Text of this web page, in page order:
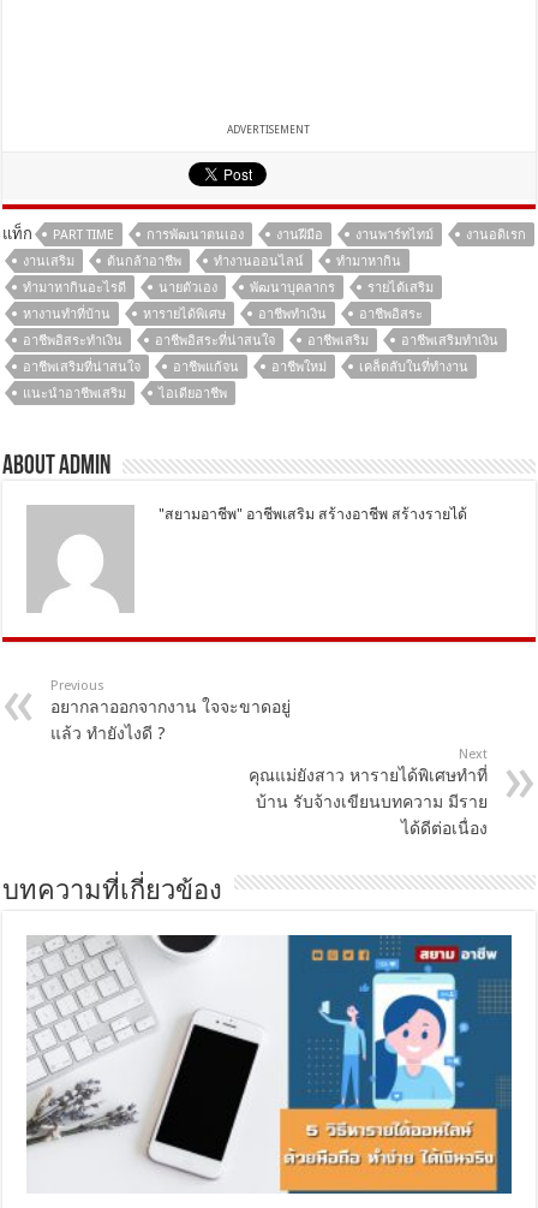
ADVERTISEMENT
แท็ก PART TIME การพัฒนาตนเอง งานฝีมือ งานพาร์ทไทม์
งานอดิเรก
งานเสริม
ต้นกล้าอาชีพ ทำงานออนไลน์
ทํามาหากิน
ทํามาหากินอะไรดี
นายตัวเอง พัฒนาบุคลากร
รายได้เสริม
หางานทำที่บ้าน
หารายได้พิเศษ อาชีพทำเงิน
อาชีพอิสระ
อาชีพอิสระทำเงิน
อาชีพอิสระที่น่าสนใจ อาชีพเสริม
อาชีพเสริมทำเงิน
อาชีพเสริมที่น่าสนใจ
อาชีพแก้จน อาชีพใหม่
เคล็ดลับในที่ทำงาน
แนะนำอาชีพเสริม
ไอเดียอาชีพ
About Admin
"สยามอาชีพ" อาชีพเสริม สร้างอาชีพ สร้างรายได้
Previous
อยากลาออกจากงาน ใจจะขาดอยู่
แล้ว ทำยังไงดี ?
Next
คุณแม่ยังสาว หารายได้พิเศษทำที่
บ้าน รับจ้างเขียนบทความ มีราย
ได้ดีต่อเนื่อง
บทความที่เกี่ยวข้อง